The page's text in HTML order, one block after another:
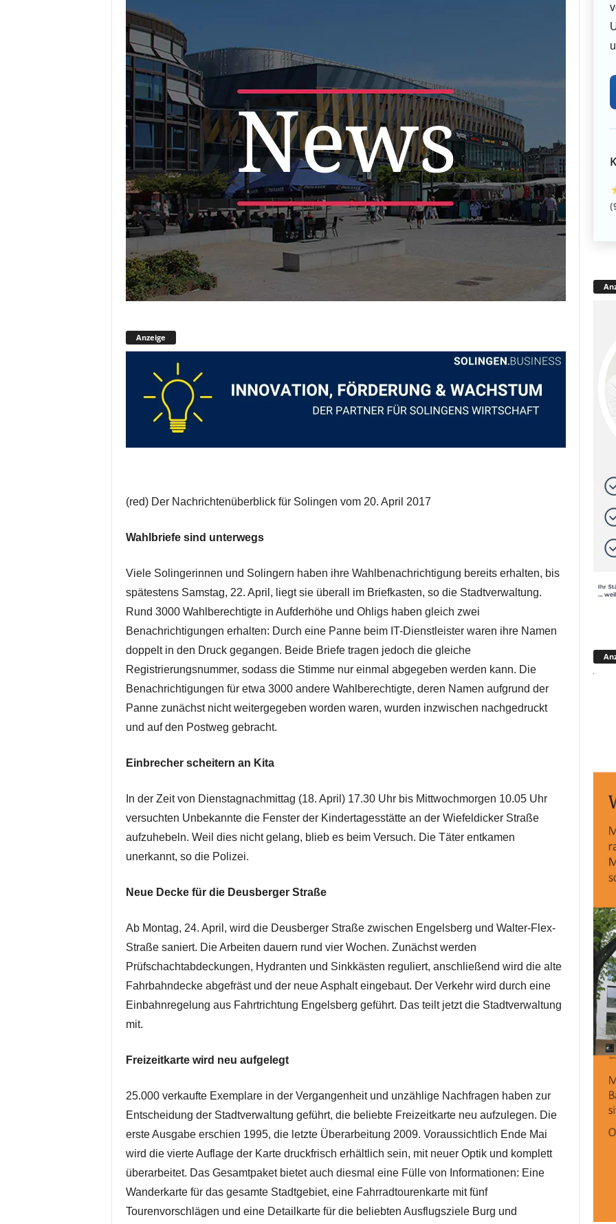
Anzeige
(red) Der Nachrichtenüberblick für Solingen vom 20. April 2017
Wahlbriefe sind unterwegs
Viele Solingerinnen und Solingern haben ihre Wahlbenachrichtigung bereits erhalten, bis
spätestens Samstag, 22. April, liegt sie überall im Briefkasten, so die Stadtverwaltung.
Rund 3000 Wahlberechtigte in Aufderhöhe und Ohligs haben gleich zwei
Benachrichtigungen erhalten: Durch eine Panne beim IT-Dienstleister waren ihre Namen
doppelt in den Druck gegangen. Beide Briefe tragen jedoch die gleiche
Registrierungsnummer, sodass die Stimme nur einmal abgegeben werden kann. Die
Benachrichtigungen für etwa 3000 andere Wahlberechtigte, deren Namen aufgrund der
Panne zunächst nicht weitergegeben worden waren, wurden inzwischen nachgedruckt
und auf den Postweg gebracht.
Einbrecher scheitern an Kita
In der Zeit von Dienstagnachmittag (18. April) 17.30 Uhr bis Mittwochmorgen 10.05 Uhr
versuchten Unbekannte die Fenster der Kindertagesstätte an der Wiefeldicker Straße
aufzuhebeln. Weil dies nicht gelang, blieb es beim Versuch. Die Täter entkamen
unerkannt, so die Polizei.
Neue Decke für die Deusberger Straße
Ab Montag, 24. April, wird die Deusberger Straße zwischen Engelsberg und Walter-Flex-
Straße saniert. Die Arbeiten dauern rund vier Wochen. Zunächst werden
Prüfschachtabdeckungen, Hydranten und Sinkkästen reguliert, anschließend wird die alte
Fahrbahndecke abgefräst und der neue Asphalt eingebaut. Der Verkehr wird durch eine
Einbahnregelung aus Fahrtrichtung Engelsberg geführt. Das teilt jetzt die Stadtverwaltung
mit.
Freizeitkarte wird neu aufgelegt
25.000 verkaufte Exemplare in der Vergangenheit und unzählige Nachfragen haben zur
Entscheidung der Stadtverwaltung geführt, die beliebte Freizeitkarte neu aufzulegen. Die
erste Ausgabe erschien 1995, die letzte Überarbeitung 2009. Voraussichtlich Ende Mai
wird die vierte Auflage der Karte druckfrisch erhältlich sein, mit neuer Optik und komplett
überarbeitet. Das Gesamtpaket bietet auch diesmal eine Fülle von Informationen: Eine
Wanderkarte für das gesamte Stadtgebiet, eine Fahrradtourenkarte mit fünf
Tourenvorschlägen und eine Detailkarte für die beliebten Ausflugsziele Burg und